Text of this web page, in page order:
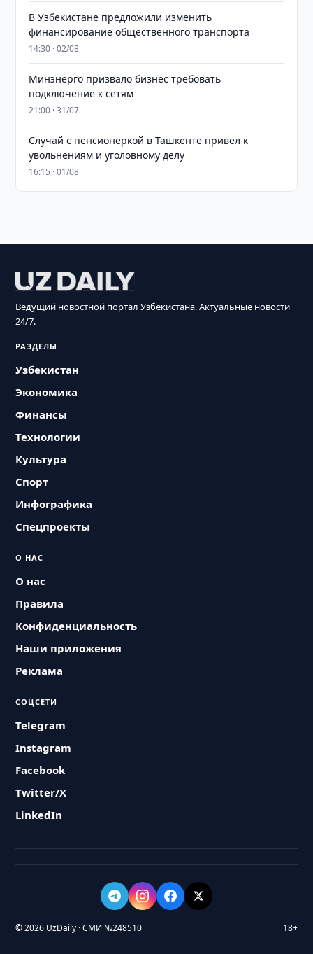
В Узбекистане предложили изменить
финансирование общественного транспорта
14:30 · 02/08
Минэнерго призвало бизнес требовать
подключение к сетям
21:00 · 31/07
Случай с пенсионеркой в Ташкенте привел к
увольнениям и уголовному делу
16:15 · 01/08
Ведущий новостной портал Узбекистана. Актуальные новости
24/7.
РАЗДЕЛЫ
Узбекистан
Экономика
Финансы
Технологии
Культура
Спорт
Инфографика
Спецпроекты
О НАС
О нас
Правила
Конфиденциальность
Наши приложения
Реклама
СОЦСЕТИ
Telegram
Instagram
Facebook
Twitter/X
LinkedIn
© 2026 UzDaily · СМИ №248510 18+